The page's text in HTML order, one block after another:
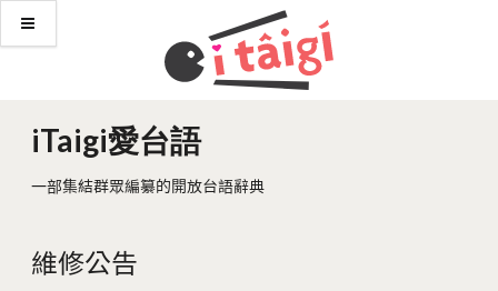
iTaigi愛台語
一部集結群眾編纂的開放台語辭典
維修公告